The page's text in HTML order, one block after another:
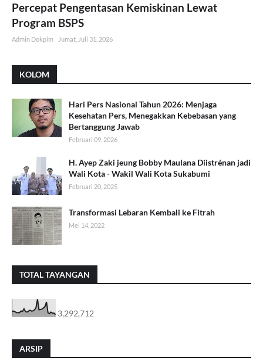
Percepat Pengentasan Kemiskinan Lewat
Program BSPS
Admin Dokpim Jumat, Juli 31, 2026
KOLOM
Hari Pers Nasional Tahun 2026: Menjaga
Kesehatan Pers, Menegakkan Kebebasan yang
Bertanggung Jawab
Februari 09, 2026
H. Ayep Zaki jeung Bobby Maulana Diistrénan jadi
Wali Kota - Wakil Wali Kota Sukabumi
Februari 20, 2025
Transformasi Lebaran Kembali ke Fitrah
Mei 14, 2022
TOTAL TAYANGAN
3,292,712
ARSIP